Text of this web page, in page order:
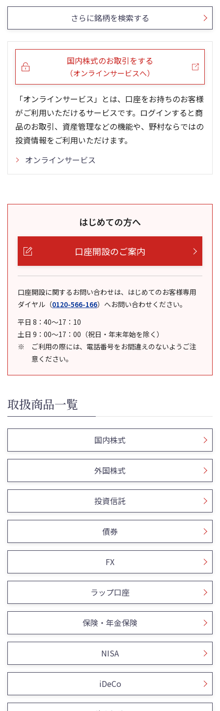
13週移動平均 26週移動平均 出来高(千)
0
200
5ヶ月移動平均 25ヶ月移動平均 出来高(千)
0
100
さらに銘柄を検索する
国内株式のお取引をする
（オンラインサービスへ）
「オンラインサービス」とは、口座をお持ちのお客様
がご利用いただけるサービスです。ログインすると商
品のお取引、資産管理などの機能や、野村ならではの
投資情報をご利用いただけます。
オンラインサービス
はじめての方へ
口座開設のご案内
口座開設に関するお問い合わせは、はじめてのお客様専用
ダイヤル （0120-566-166） へお問い合わせください。
平日 8：40～17：10
土日 9：00～17：00（祝日・年末年始を除く）
ご利用の際には、電話番号をお間違えのないようご注
意ください。
取扱商品一覧
国内株式
外国株式
投資信託
債券
FX
ラップ口座
保険・年金保険
NISA
iDeCo